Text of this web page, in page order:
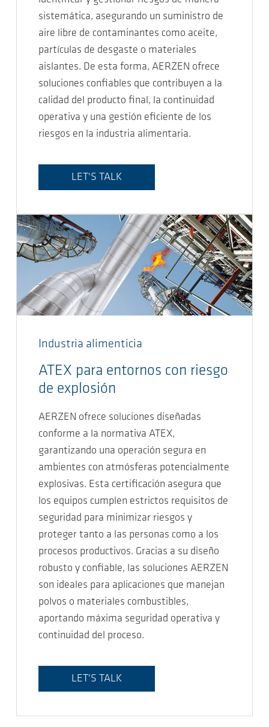
sistemática, asegurando un suministro de
aire libre de contaminantes como aceite,
partículas de desgaste o materiales
aislantes. De esta forma, AERZEN ofrece
soluciones confiables que contribuyen a la
calidad del producto final, la continuidad
operativa y una gestión eficiente de los
riesgos en la industria alimentaria.
LET'S TALK
Industria alimenticia
ATEX para entornos con riesgo
de explosión
AERZEN ofrece soluciones diseñadas
conforme a la normativa ATEX,
garantizando una operación segura en
ambientes con atmósferas potencialmente
explosivas. Esta certificación asegura que
los equipos cumplen estrictos requisitos de
seguridad para minimizar riesgos y
proteger tanto a las personas como a los
procesos productivos. Gracias a su diseño
robusto y confiable, las soluciones AERZEN
son ideales para aplicaciones que manejan
polvos o materiales combustibles,
aportando máxima seguridad operativa y
continuidad del proceso.
LET'S TALK